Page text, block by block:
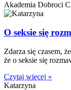
Akademia Dobroci
O seksie się
Zdarza się czasem,
że o seksie się
Czytaj więcej »
Katarzyna